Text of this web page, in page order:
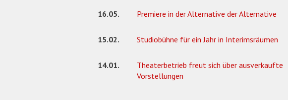
16.05. Premiere in der Alternative der Alternative
15.02. Studiobühne für ein Jahr in Interimsräumen
14.01.
Theaterbetrieb freut sich über ausverkaufte
Vorstellungen